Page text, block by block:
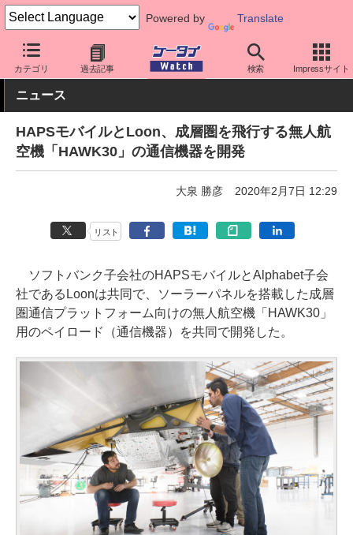
Powered by Translate
カテゴリ 過去記事 検索 Impressサイト
ケータイ Watch キャリア ソフトバンク ネットワーク/技術
ニュース
HAPSモバイルとLoon、成層圏を飛行する無人航
空機「HAWK30」の通信機器を開発
大泉 勝彦 2020年2月7日 12:29
リスト
ソフトバンク子会社のHAPSモバイルとAlphabet子会
社であるLoonは共同で、ソーラーパネルを搭載した成層
圏通信プラットフォーム向けの無人航空機「HAWK30」
用のペイロード（通信機器）を共同で開発した。